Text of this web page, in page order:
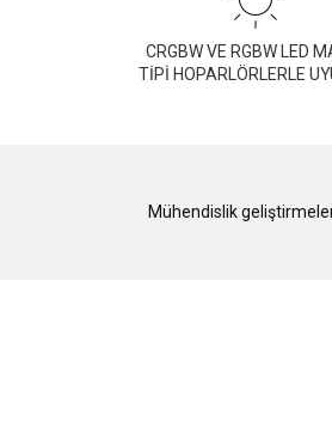
CRGBW VE RGBW LED
TİPİ HOPARLÖRLERLE
Mühendislik